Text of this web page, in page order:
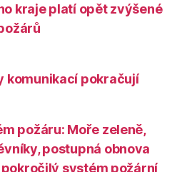
kraje platí opět zvýšené
komunikací pokračují
požáru: Moře zeleně,
postupná obnova
systém požární